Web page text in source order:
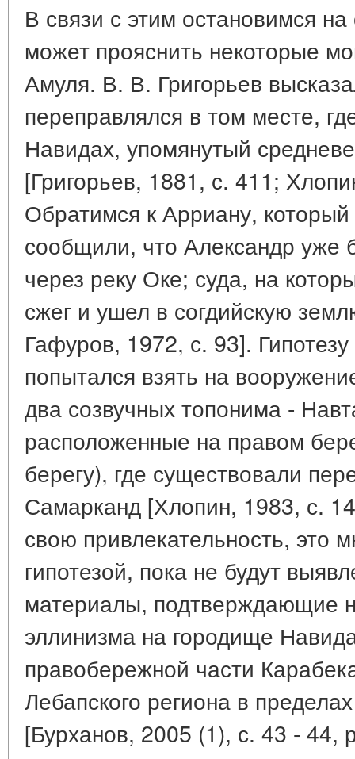
В связи с этим остановимся на
может прояснить некоторые
Амуля. В. В. Григорьев
переправлялся в том месте,
Навидах, упомянутый
[Григорьев, 1881, с. 411;
Обратимся к Арриану,
сообщили, что Александр уже
через реку Оке; суда, на
сжег и ушел в согдийскую
Гафуров, 1972, с. 93].
попытался взять на
два созвучных топонима -
расположенные на правом
берегу), где существовали
Самарканд [Хлопин, 1983, с.
свою привлекательность, это
гипотезой, пока не будут
материалы, подтверждающие
эллинизма на городище
правобережной части
Лебапского региона в
[Бурханов, 2005 (1), с. 43 - 44,